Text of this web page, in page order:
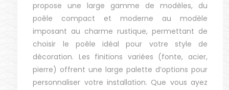
propose une large gamme de modèles, du
poêle compact et moderne au modèle
imposant au charme rustique, permettant de
choisir le poêle idéal pour votre style de
décoration. Les finitions variées (fonte, acier,
pierre) offrent une large palette d’options pour
personnaliser votre installation. Que vous ayez